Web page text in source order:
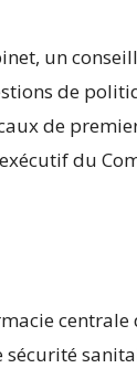
un
de
de
du
centrale